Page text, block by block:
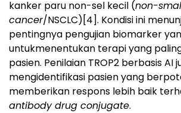
kanker paru non-sel kecil (non-
cancer/NSCLC)[4]. Kondisi ini
pentingnya pengujian biomarker
untukmenentukan terapi yang
pasien. Penilaian TROP2 berbasis AI
mengidentifikasi pasien yang
memberikan respons lebih baik
antibody drug conjugate.